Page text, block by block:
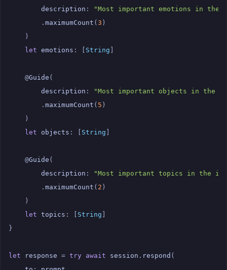
description :
"Most important emotions in
. maximumCount ( 3 )
)
let emotions : String
@Guide (
description :
"Most important objects in the
. maximumCount ( 5 )
)
let
objects : String
@Guide (
description :
"Most important topics in the
. maximumCount ( 2 )
)
let topics : String
}
let response = try await session . respond (